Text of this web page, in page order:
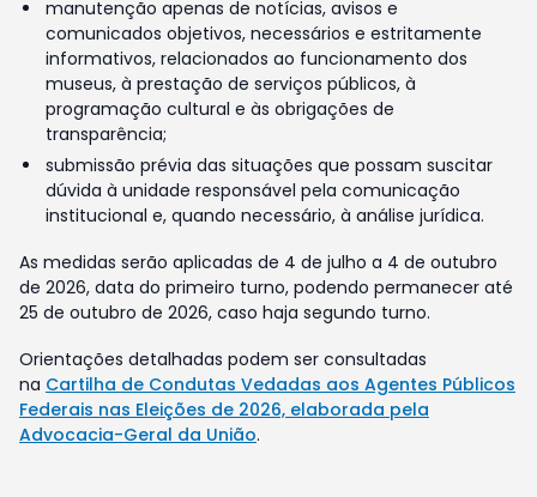
manutenção apenas de notícias, avisos e
comunicados objetivos, necessários e estritamente
informativos, relacionados ao funcionamento dos
museus, à prestação de serviços públicos, à
programação cultural e às obrigações de
transparência;
submissão prévia das situações que possam suscitar
dúvida à unidade responsável pela comunicação
institucional e, quando necessário, à análise jurídica.
As medidas serão aplicadas de 4 de julho a 4 de outubro
de 2026, data do primeiro turno, podendo permanecer até
25 de outubro de 2026, caso haja segundo turno.
Orientações detalhadas podem ser consultadas
na Cartilha de Condutas Vedadas aos Agentes Públicos
Federais nas Eleições de 2026, elaborada pela
Advocacia-Geral da União.